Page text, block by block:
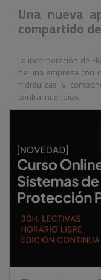
Una nueva
compartido
La incorporación de
de una empresa con
hidráulicas y
contra incendios.